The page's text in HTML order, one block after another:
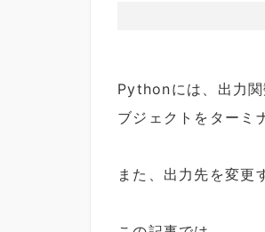
Pythonには、出力関
ブジェクトをターミ
また、出力先を変更